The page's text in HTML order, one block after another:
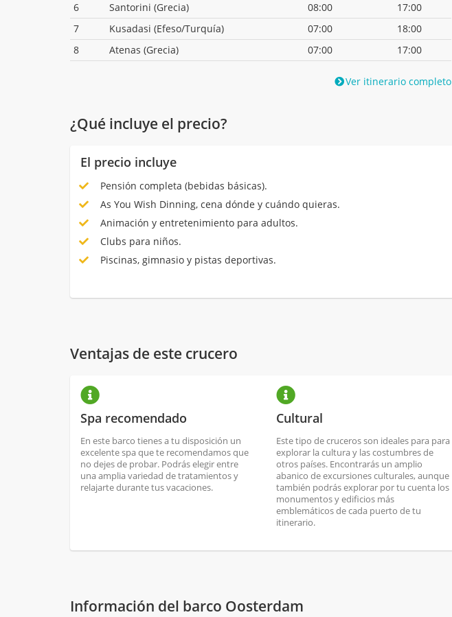
6
Santorini (Grecia) 08:00
17:00
7
Kusadasi (Efeso/Turquía) 07:00
18:00
8
Atenas (Grecia) 07:00 17:00
Ver itinerario completo
¿Qué incluye el precio?
El precio incluye
Pensión completa (bebidas básicas).
As You Wish Dinning, cena dónde y cuándo quieras.
Animación y entretenimiento para adultos.
Clubs para niños.
Piscinas, gimnasio y pistas deportivas.
Ventajas de este crucero
Spa recomendado
En este barco tienes a tu disposición un
excelente spa que te recomendamos que
no dejes de probar. Podrás elegir entre
una amplia variedad de tratamientos y
relajarte durante tus vacaciones.
Cultural
Este tipo de cruceros son ideales para para
explorar la cultura y las costumbres de
otros países. Encontrarás un amplio
abanico de excursiones culturales, aunque
también podrás explorar por tu cuenta los
monumentos y edificios más
emblemáticos de cada puerto de tu
itinerario.
Información del barco Oosterdam